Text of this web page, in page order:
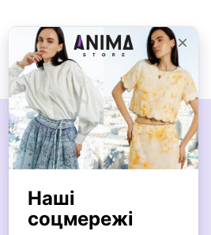
Спортивна площа, 1, м.Київ, 01021,
Україна